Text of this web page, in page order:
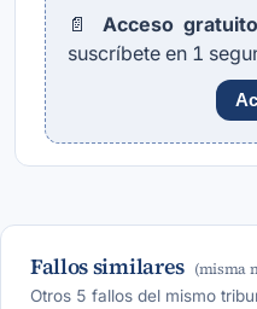
📄 Acceso
suscríbete en 1
Fallos similares (misma
Otros 5 fallos del mismo